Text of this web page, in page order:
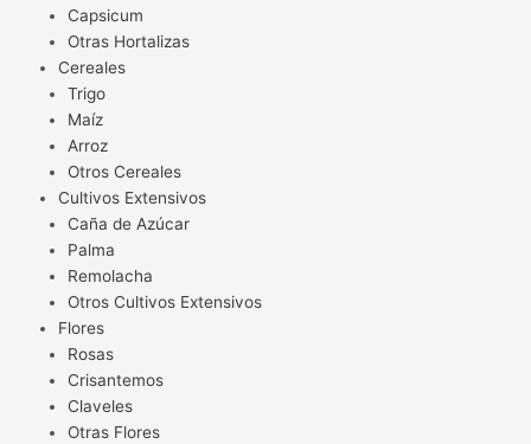
Capsicum
Otras Hortalizas
Cereales
Trigo
Maíz
Arroz
Otros Cereales
Cultivos Extensivos
Caña de Azúcar
Palma
Remolacha
Otros Cultivos Extensivos
Flores
Rosas
Crisantemos
Claveles
Otras Flores